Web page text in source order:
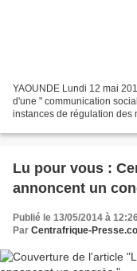
YAOUNDE Lundi 12 mai
d'une " communication
instances de régulation des
Lu pour vous :
annoncent un
Publié le 13/05/2014 à
Par Centrafrique-